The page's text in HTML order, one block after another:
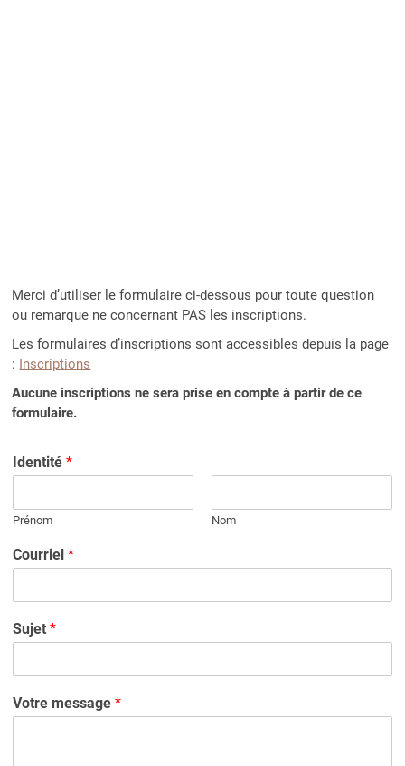
Merci d’utiliser le formulaire ci-dessous pour toute question
ou remarque ne concernant PAS les inscriptions.
Les formulaires d’inscriptions sont accessibles depuis la page
: Inscriptions
Aucune inscriptions ne sera prise en compte à partir de ce
formulaire.
Identité*
Prénom Nom
Courriel*
Sujet*
Votre message*